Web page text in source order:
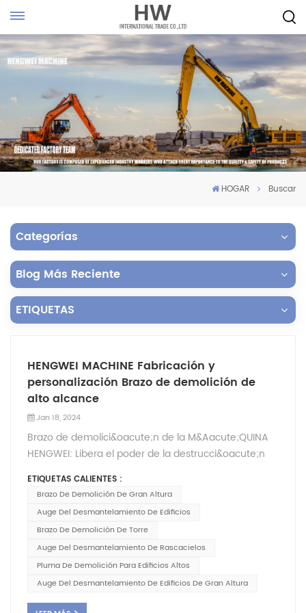
HOGAR Buscar
Categorías
Blog Más Reciente
ETIQUETAS
HENGWEI MACHINE Fabricación y
personalización Brazo de demolición de
alto alcance
Jan 18, 2024
Brazo de demolici&oacute;n de la M&Aacute;QUINA
HENGWEI: Libera el poder de la destrucci&oacute;n
innovadora para demoliciones de rascacielos?
de presentar el brazo de demolici&oacute;n HENGWEI
MACHINE, un brazo extralargo especialmente
dise&ntilde;ado para revolucionar el mundo de la
demolici&oacute;n de edificios.Elaborado con
precisi&oacute;n y dise&ntilde;ado a la
perfecci&oacute;n, este brazo de demolici&oacute;n
ETIQUETAS CALIENTES :
Brazo De Demolición De Gran Altura
Auge Del Desmantelamiento De Edificios
Brazo De Demolición De Torre
Auge Del Desmantelamiento De Rascacielos
Pluma De Demolición Para Edificios Altos
Auge Del Desmantelamiento De Edificios De Gran Altura